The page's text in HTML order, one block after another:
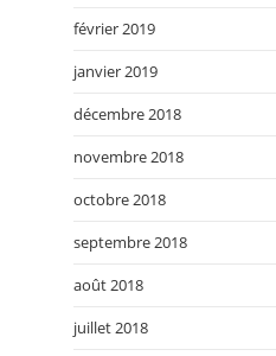
février 2019
janvier 2019
décembre 2018
novembre 2018
octobre 2018
septembre 2018
août 2018
juillet 2018